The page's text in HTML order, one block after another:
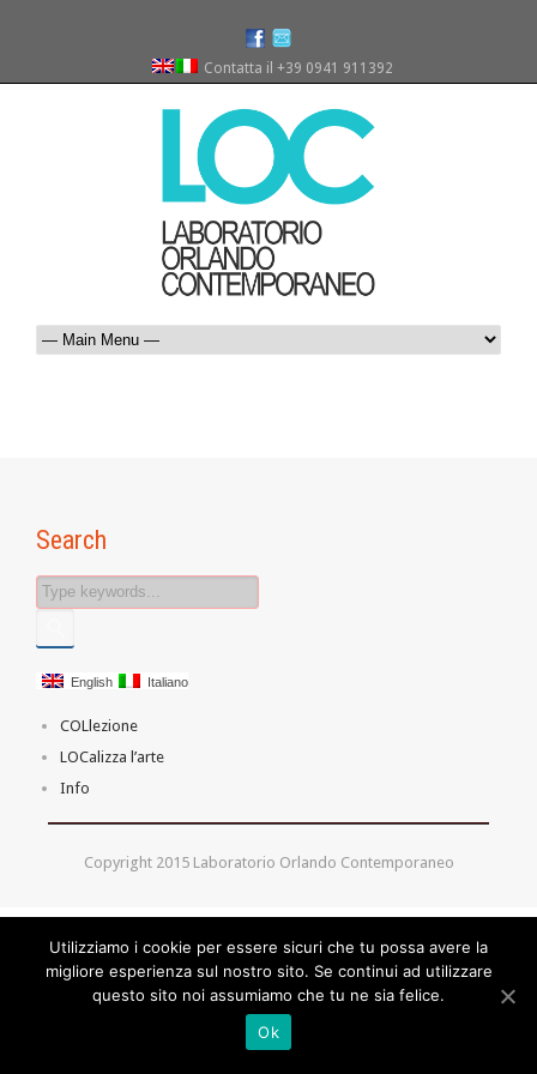
Contatta il +39 0941 911392
Search
English Italiano
COLlezione
LOCalizza l’arte
Info
Copyright 2015 Laboratorio Orlando Contemporaneo
Utilizziamo i cookie per essere sicuri che tu possa avere la
migliore esperienza sul nostro sito. Se continui ad utilizzare
questo sito noi assumiamo che tu ne sia felice.
Ok